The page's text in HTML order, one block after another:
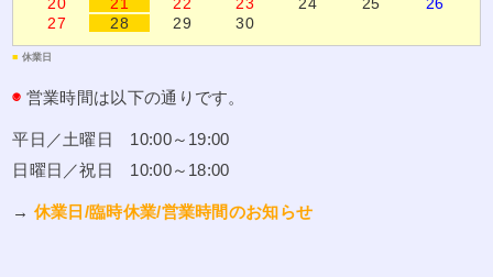
27
28 29 30
■ 休業日
◉ 営業時間は以下の通りです。
平日／土曜日 10:00～19:00
日曜日／祝日 10:00～18:00
→ 休業日/臨時休業/営業時間のお知らせ